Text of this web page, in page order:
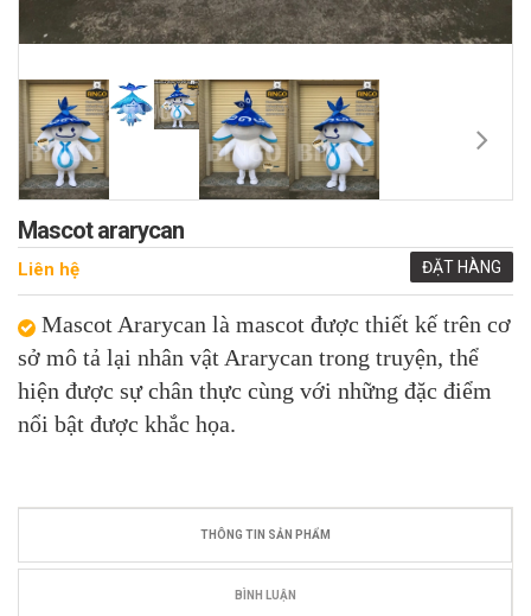
Mascot ararycan
ĐẶT HÀNG
Liên hệ
Mascot Ararycan là mascot được thiết kế trên cơ
sở mô tả lại nhân vật Ararycan trong truyện, thể
hiện được sự chân thực cùng với những đặc điểm
nổi bật được khắc họa.
THÔNG TIN SẢN PHẨM
BÌNH LUẬN